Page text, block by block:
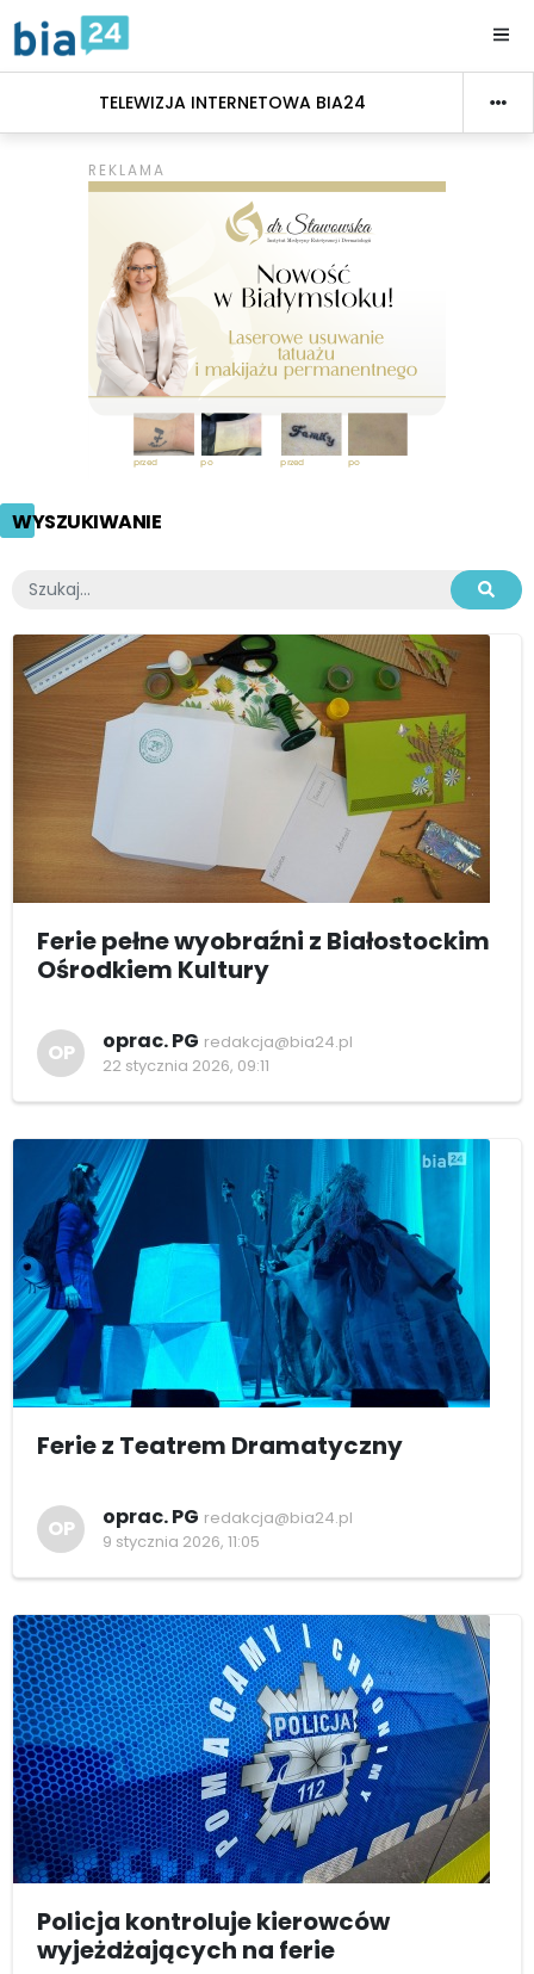
TELEWIZJA INTERNETOWA BIA24
WYSZUKIWANIE
Ferie pełne wyobraźni z Białostockim
Ośrodkiem Kultury
OP oprac. PG redakcja@bia24.pl
22 stycznia 2026, 09:11
Ferie z Teatrem Dramatyczny
OP oprac. PG redakcja@bia24.pl
9 stycznia 2026, 11:05
Policja kontroluje kierowców
wyjeżdżających na ferie